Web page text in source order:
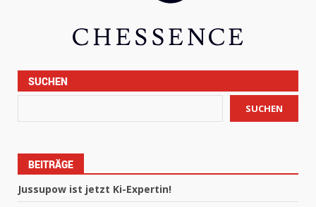
SUCHEN
SUCHEN
BEITRÄGE
Jussupow ist jetzt Ki-Expertin!